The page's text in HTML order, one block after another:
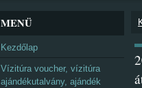
MENÜ
Kezdőlap
Vízitúra voucher, vízitúra
ajándékutalvány, ajándék